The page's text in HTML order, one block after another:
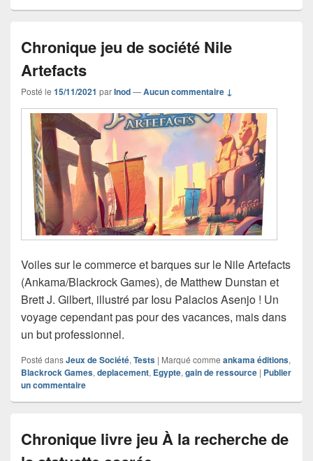
Chronique jeu de société Nile
Artefacts
Posté le 15/11/2021 parInod—Aucun commentaire ↓
Voiles sur le commerce et barques sur le Nile Artefacts
(Ankama/Blackrock Games), de Matthew Dunstan et
Brett J. Gilbert, illustré par Iosu Palacios Asenjo ! Un
voyage cependant pas pour des vacances, mais dans
un but professionnel.
Posté dansJeux de Société,Tests | Marqué comme ankama éditions,
Blackrock Games,deplacement, Egypte,gain de ressource | Publier
un commentaire
Chronique livre jeu À la recherche de